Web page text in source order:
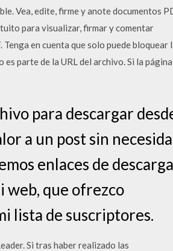
Vea, edite, firme y anote documentos
para visualizar, firmar y comentar
en cuenta que solo puede bloquear
parte de la URL del archivo. Si la
para descargar
a un post sin
enlaces de
web, que ofrezco
lista de suscriptores.
Si tras haber realizado las